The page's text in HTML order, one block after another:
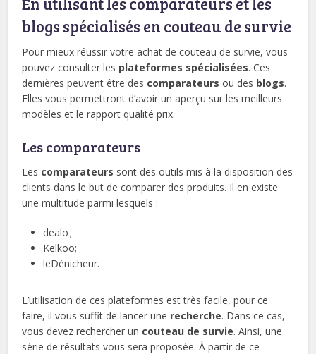
blogs spécialisés en couteau de survie
Pour mieux réussir votre achat de couteau de survie, vous
pouvez consulter les plateformes spécialisées. Ces
dernières peuvent être des comparateurs ou des blogs.
Elles vous permettront d’avoir un aperçu sur les meilleurs
modèles et le rapport qualité prix.
Les comparateurs
Les comparateurs sont des outils mis à la disposition des
clients dans le but de comparer des produits. Il en existe
une multitude parmi lesquels :
dealo ;
Kelkoo;
leDénicheur.
L’utilisation de ces plateformes est très facile, pour ce
faire, il vous suffit de lancer une recherche. Dans ce cas,
vous devez rechercher un couteau de survie. Ainsi, une
série de résultats vous sera proposée. À partir de ce